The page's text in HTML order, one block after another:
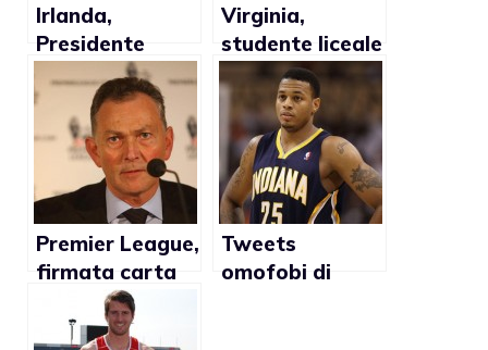
Irlanda,
Presidente
dell’Organizzazi
one Foroige
dice no
all’omofobia
Virginia,
studente liceale
sospeso per
orientamento
sessuale e il
portare i tacchi
alti
Premier League,
firmata carta
anti-omofobia
da tutte le
Tweets
omofobi di